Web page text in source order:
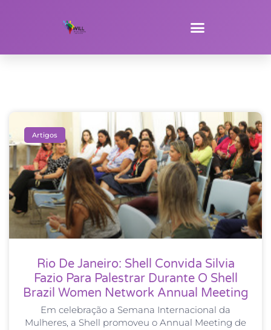
Artigos
Rio De Janeiro: Shell Convida Silvia
Fazio Para Palestrar Durante O Shell
Brazil Women Network Annual Meeting
Em celebração a Semana Internacional da
Mulheres, a Shell promoveu o Annual Meeting de